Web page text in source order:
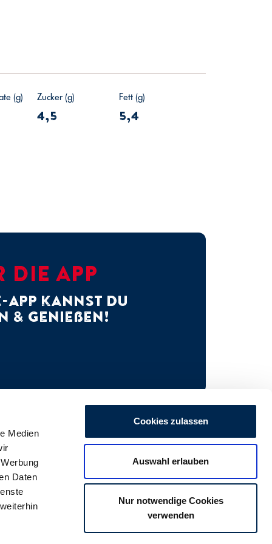
Medien
Daten
Cookies zulassen
Auswahl erlauben
Nur notwendige Cookies
verwenden
(g) Zucker (g)
4,5
Fett (g)
5,4
DIE APP
App kannst Du
& genießen!